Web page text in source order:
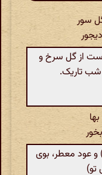
سور
از گل سرخ و
تاریک.
و عود معطر، بوی